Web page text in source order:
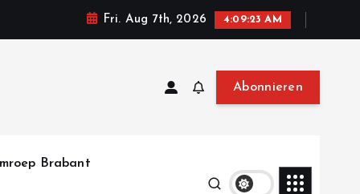
Fri. Aug 7th, 2026 4:09:24 AM
Abonnieren
Brabant